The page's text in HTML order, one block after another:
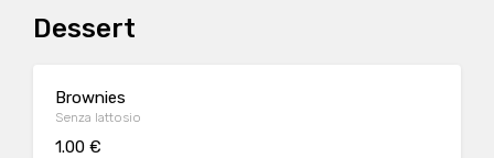
Dessert
Brownies
Senza lattosio
1.00 €